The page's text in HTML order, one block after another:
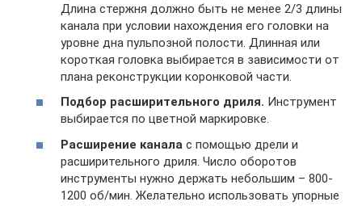
Длина стержня должно быть не менее 2/3 длины
канала при условии нахождения его головки на
уровне дна пульпозной полости. Длинная или
короткая головка выбирается в зависимости от
плана реконструкции коронковой части.
Подбор расширительного дриля. Инструмент
выбирается по цветной маркировке.
Расширение канала с помощью дрели и
расширительного дриля. Число оборотов
инструменты нужно держать небольшим – 800-
1200 об/мин. Желательно использовать упорные